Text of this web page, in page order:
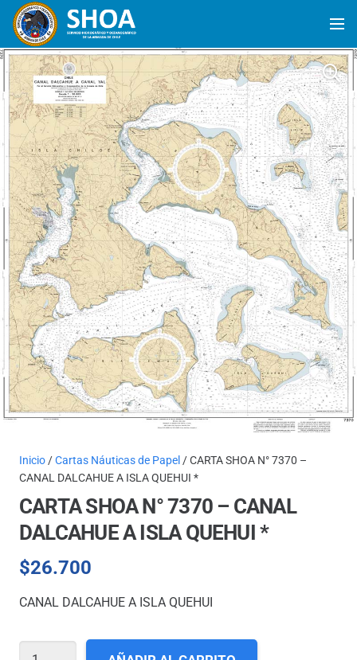
Inicio /Cartas Náuticas de Papel / CARTA SHOA N° 7370 –
CANAL DALCAHUE A ISLA QUEHUI *
CARTA SHOA N° 7370 – CANAL
DALCAHUE A ISLA QUEHUI *
$26.700
CANAL DALCAHUE A ISLA QUEHUI